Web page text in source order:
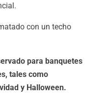
con un techo
para banquetes
tales como
y Halloween.